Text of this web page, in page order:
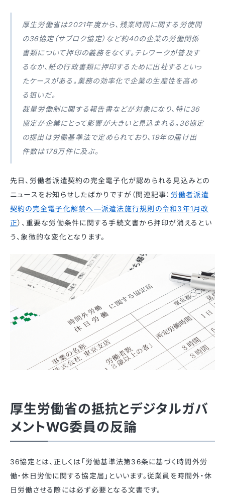
厚生労働省は2021年度から、残業時間に関する労使間
の36協定（サブロク協定）など約40の企業の労働関係
書類について押印の義務をなくす。テレワークが普及す
るなか、紙の行政書類に押印するために出社するといっ
たケースがある。業務の効率化で企業の生産性を高め
る狙いだ。
裁量労働制に関する報告書などが対象になり、特に36
協定が企業にとって影響が大きいと見込まれる。36協定
の提出は労働基準法で定められており、19年の届け出
件数は178万件に及ぶ。
先日、労働者派遣契約の完全電子化が認められる見込みとの
ニュースをお知らせしたばかりですが（関連記事： 労働者派遣
契約の完全電子化解禁へ—派遣法施行規則の令和3年1月改
正）、重要な労働条件に関する手続文書から押印が消えるとい
う、象徴的な変化となります。
厚生労働省の抵抗とデジタルガバ
メントWG委員の反論
36協定とは、正しくは「労働基準法第36条に基づく時間外労
働・休⽇労働に関する協定届」といいます。従業員を時間外・休
日労働させる際には必ず必要となる文書です。